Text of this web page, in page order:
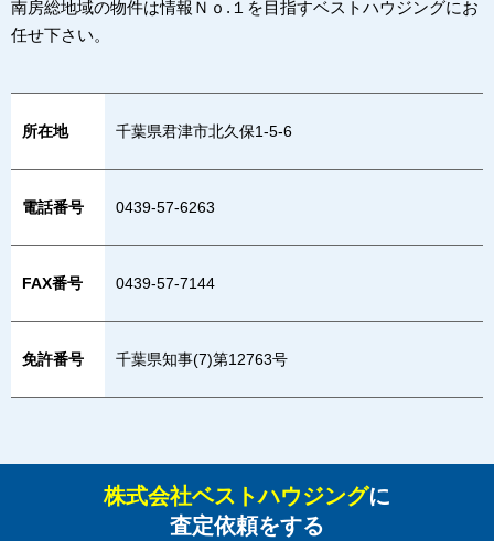
南房総地域の物件は情報Ｎｏ.１を目指すベストハウジングにお
任せ下さい。
所在地 千葉県君津市北久保1-5-6
電話番号 0439-57-6263
FAX番号 0439-57-7144
免許番号 千葉県知事(7)第12763号
株式会社ベストハウジングに
査定依頼をする